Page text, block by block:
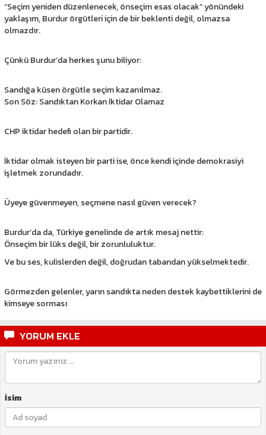
“Seçim yeniden düzenlenecek, önseçim esas olacak” yönündeki
yaklaşım, Burdur örgütleri için de bir beklenti değil, olmazsa
olmazdır.
Çünkü Burdur’da herkes şunu biliyor:
Sandığa küsen örgütle seçim kazanılmaz.
Son Söz: Sandıktan Korkan İktidar Olamaz
CHP iktidar hedefi olan bir partidir.
İktidar olmak isteyen bir parti ise, önce kendi içinde demokrasiyi
işletmek zorundadır.
Üyeye güvenmeyen, seçmene nasıl güven verecek?
Burdur’da da, Türkiye genelinde de artık mesaj nettir:
Önseçim bir lüks değil, bir zorunluluktur.
Ve bu ses, kulislerden değil, doğrudan tabandan yükselmektedir.
Görmezden gelenler, yarın sandıkta neden destek kaybettiklerini de
kimseye sorması
YORUM EKLE
İsim